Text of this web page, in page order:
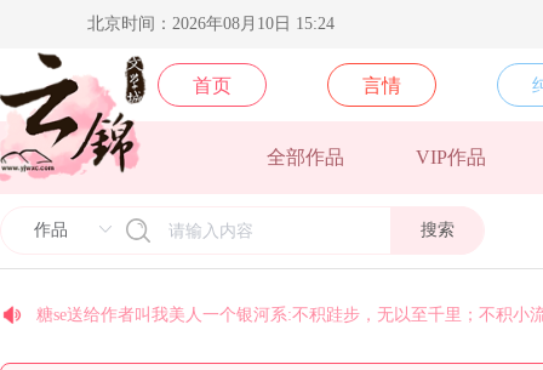
北京时间：2026年08月10日 15:24
首页 言情
全部作品 VIP作品
搜索
yj9574送给《光的背面》一个M78星云:逝者如斯夫，不舍星云
糖se送给作者叫我美人一个银河系:不积跬步，无以至千里；不积小
北方阿尼亚送给《卿本殊色》一个M78星云:逝者如斯夫，不舍星云
梵地高送给《须尽欢》一个M78星云:逝者如斯夫，不舍星云